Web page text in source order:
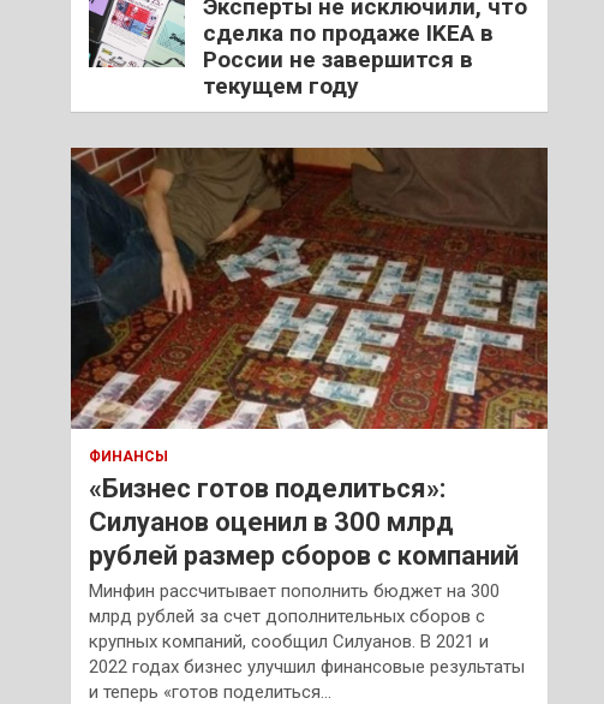
Эксперты не исключили, что
сделка по продаже IKEA в
России не завершится в
текущем году
ФИНАНСЫ
«Бизнес готов поделиться»:
Силуанов оценил в 300 млрд
рублей размер сборов с компаний
Минфин рассчитывает пополнить бюджет на 300
млрд рублей за счет дополнительных сборов с
крупных компаний, сообщил Силуанов. В 2021 и
2022 годах бизнес улучшил финансовые результаты
и теперь «готов поделиться…